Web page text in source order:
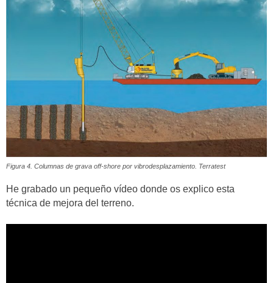
Figura 4. Columnas de grava off-shore por vibrodesplazamiento. Terratest
He grabado un pequeño vídeo donde os explico esta
técnica de mejora del terreno.